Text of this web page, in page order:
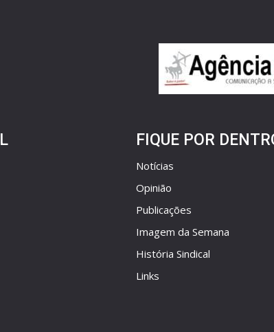
FIQUE POR
Notícias
Opinião
Publicações
Imagem da Semana
História Sindical
Links